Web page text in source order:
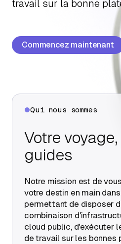
À propos
travail sur la bonne
Commencez maintenant
Qui nous sommes
Votre
guides
Notre mission est de
votre destin en main
permettant de disposer
combinaison
cloud public, d'exécuter
de travail sur les bonnes